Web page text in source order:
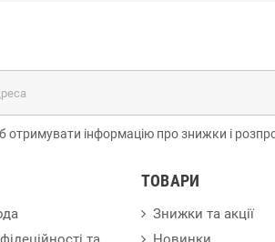
отримувати інформацію про знижки і
ТОВАРИ
Знижки та акції